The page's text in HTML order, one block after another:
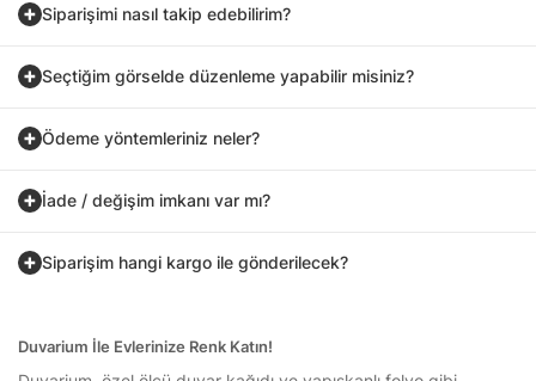
Siparişimi nasıl takip edebilirim?
Seçtiğim görselde düzenleme yapabilir misiniz?
Ödeme yöntemleriniz neler?
İade / değişim imkanı var mı?
Siparişim hangi kargo ile gönderilecek?
Duvarium İle Evlerinize Renk Katın!